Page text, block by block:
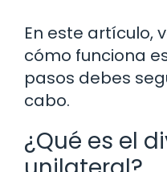
En este artículo,
cómo funciona
pasos debes
cabo.
¿Qué es el